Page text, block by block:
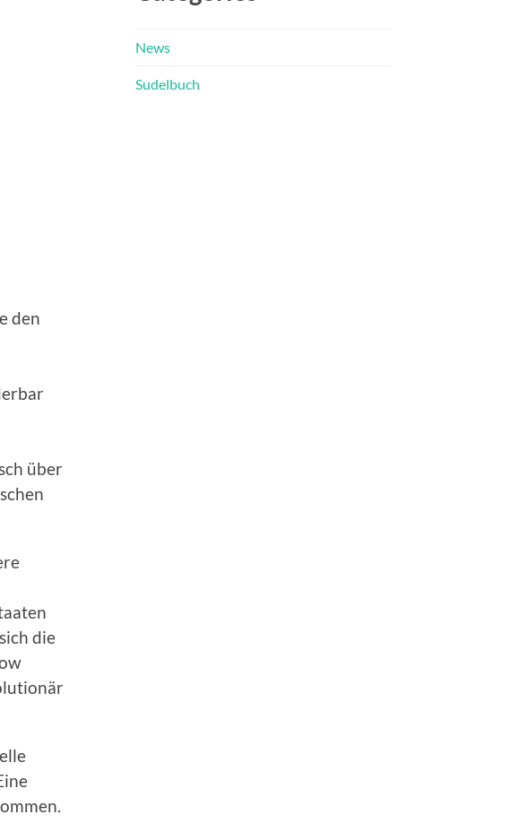
den
über
die
News
Sudelbuch